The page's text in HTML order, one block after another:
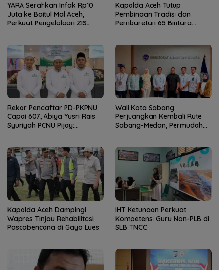
YARA Serahkan Infak Rp10
Juta ke Baitul Mal Aceh,
Perkuat Pengelolaan ZIS
Kapolda Aceh Tutup
Pembinaan Tradisi dan
Pembaretan 65 Bintara
Rekor Pendaftar PD-PKPNU
Capai 607, Abiya Yusri Rais
Syuriyah PCNU Pijay:
Wali Kota Sabang
Perjuangkan Kembali Rute
Sabang-Medan, Permudah
Kapolda Aceh Dampingi
Wapres Tinjau Rehabilitasi
Pascabencana di Gayo Lues
IHT Ketunaan Perkuat
Kompetensi Guru Non-PLB di
SLB TNCC